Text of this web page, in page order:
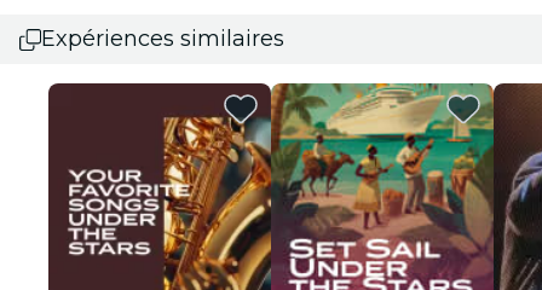
Expériences similaires